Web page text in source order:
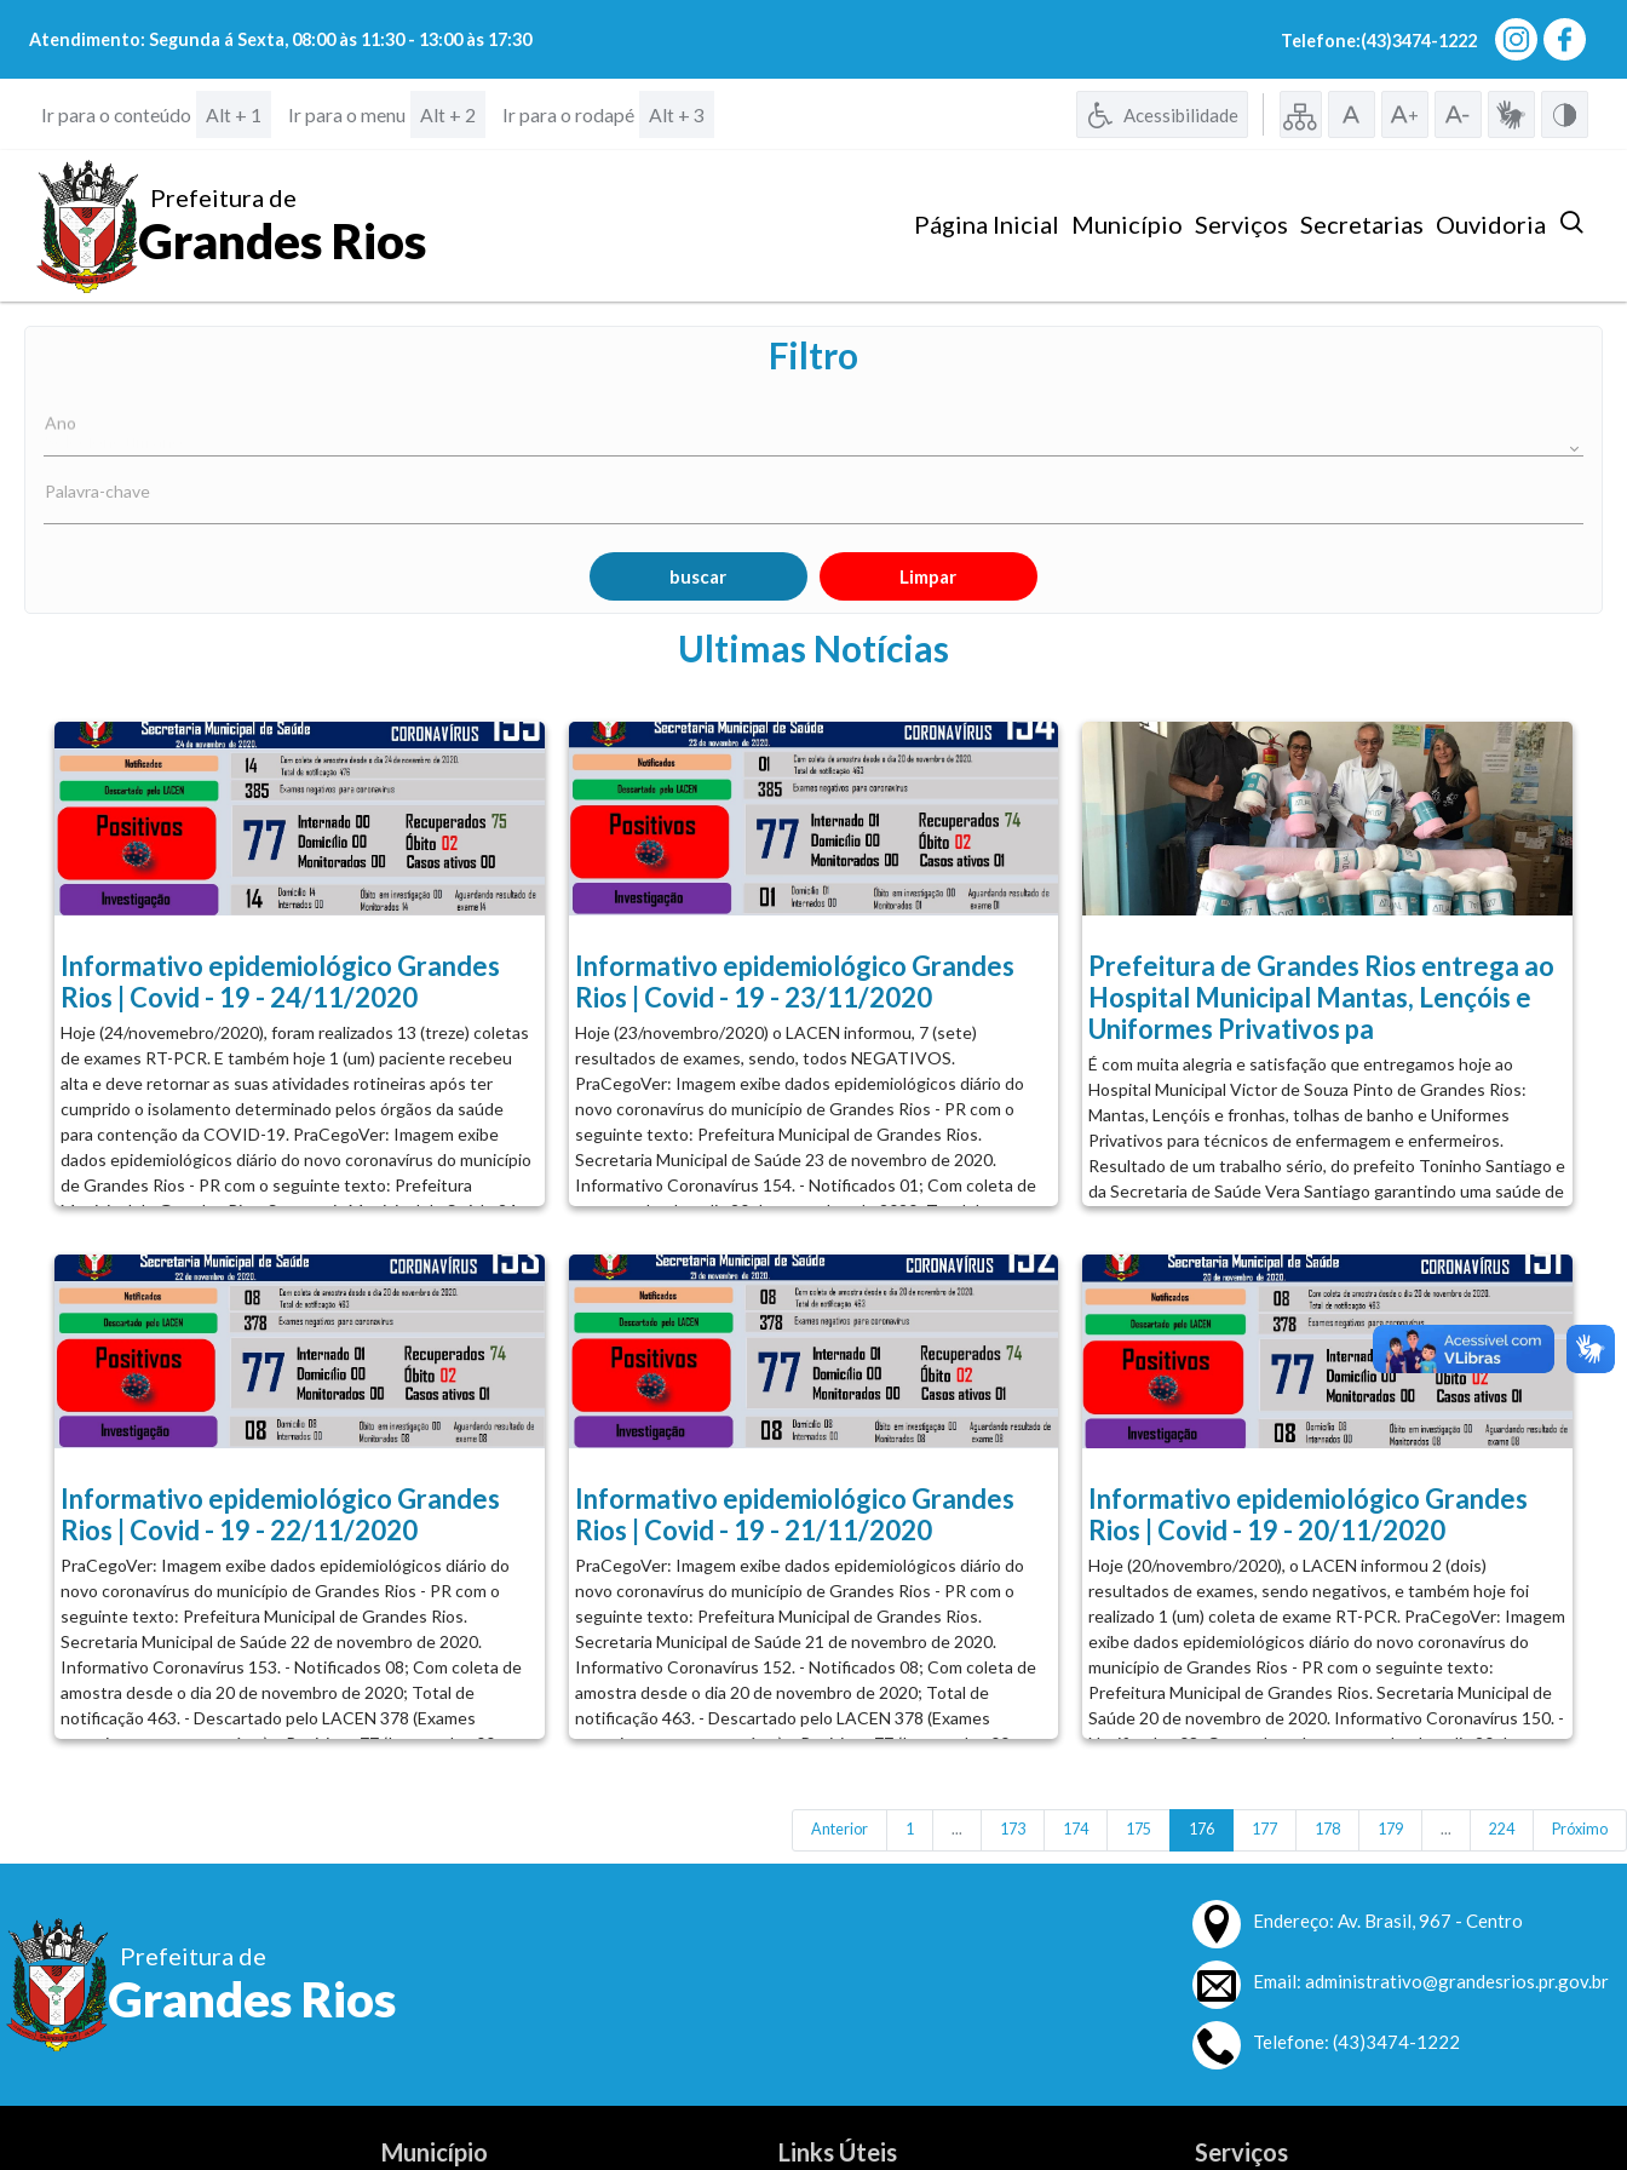
Atendimento: Segunda á Sexta, 08:00 às 11:30 - 13:00 às 17:30 Telefone:(43)3474-1222
Ir para o conteúdo Alt + 1 Ir para o menu Alt + 2 Ir para o rodapé Alt + 3 Acessibilidade
Prefeitura de
Grandes Rios Página Inicial Município Serviços Secretarias Ouvidoria
Filtro
Ano
Palavra-chave
Ultimas Notícias
Informativo epidemiológico Grandes
Rios | Covid - 19 - 24/11/2020
Hoje (24/novemebro/2020), foram realizados 13 (treze) coletas
de exames RT-PCR. E também hoje 1 (um) paciente recebeu
alta e deve retornar as suas atividades rotineiras após ter
cumprido o isolamento determinado pelos órgãos da saúde
para contenção da COVID-19. PraCegoVer: Imagem exibe
dados epidemiológicos diário do novo coronavírus do município
de Grandes Rios - PR com o seguinte texto: Prefeitura
Municipal de Grandes Rios. Secretaria Municipal de Saúde 24
Notificados 14; Com coleta de amostra desde o dia 24 de
novembro de 2020; Total de notificação 476. - Descartado pelo
LACEN 385 (Exames negativos para coronavírus). - Positivos 77
(Internados 00; Domicilio 00; Monitorados 00; Recuperados 75;
Óbitos 02; Casos ativos 00). - Investigados 14 (Domicilio 14;
Internados 00; Óbito em Investigação 00; Monitorados 14;
Aguardando resultado de exame 14). Dados do município
podem divergir do Boletim Covid – 19 da Sesa devido à
de Triagem Coronavírus na UBS ou Ligue para o Plantão (43)
3474-1381...
Informativo epidemiológico Grandes
Rios | Covid - 19 - 23/11/2020
Hoje (23/novembro/2020) o LACEN informou, 7 (sete)
resultados de exames, sendo, todos NEGATIVOS.
PraCegoVer: Imagem exibe dados epidemiológicos diário do
novo coronavírus do município de Grandes Rios - PR com o
seguinte texto: Prefeitura Municipal de Grandes Rios.
Secretaria Municipal de Saúde 23 de novembro de 2020.
Informativo Coronavírus 154. - Notificados 01; Com coleta de
amostra desde o dia 20 de novembro de 2020; Total de
negativos para coronavírus). - Positivos 77 (Internados 00;
Domicilio 00; Monitorados 00; Recuperados 74; Óbitos 02;
Casos ativos 01). - Investigados 01 (Domicilio 01; Internados
00; Óbito em Investigação 00; Monitorados 01; Aguardando
resultado de exame 01). Dados do município podem divergir do
Boletim Covid – 19 da Sesa devido à atualização do sistema. Em
caso de sintomas procure o Centro de Triagem Coronavírus na
UBS ou Ligue para o Plantão (43) 3474-1381...
Prefeitura de Grandes Rios entrega ao
Hospital Municipal Mantas, Lençóis e
Uniformes Privativos pa
É com muita alegria e satisfação que entregamos hoje ao
Hospital Municipal Victor de Souza Pinto de Grandes Rios:
Mantas, Lençóis e fronhas, tolhas de banho e Uniformes
Privativos para técnicos de enfermagem e enfermeiros.
Resultado de um trabalho sério, do prefeito Toninho Santiago e
da Secretaria de Saúde Vera Santiago garantindo uma saúde de
qualidade, bem estar aos funcionários e a toda população.
para nosso município honrando nosso trabalho até o fim!...
Informativo epidemiológico Grandes
Rios | Covid - 19 - 22/11/2020
PraCegoVer: Imagem exibe dados epidemiológicos diário do
novo coronavírus do município de Grandes Rios - PR com o
seguinte texto: Prefeitura Municipal de Grandes Rios.
Secretaria Municipal de Saúde 22 de novembro de 2020.
Informativo Coronavírus 153. - Notificados 08; Com coleta de
amostra desde o dia 20 de novembro de 2020; Total de
notificação 463. - Descartado pelo LACEN 378 (Exames
negativos para coronavírus). - Positivos 77 (Internados 00;
Boletim Covid – 19 da Sesa devido à atualização do sistema. Em
UBS ou Ligue para o Plantão (43) 3474-1381...
Informativo epidemiológico Grandes
Rios | Covid - 19 - 21/11/2020
PraCegoVer: Imagem exibe dados epidemiológicos diário do
novo coronavírus do município de Grandes Rios - PR com o
seguinte texto: Prefeitura Municipal de Grandes Rios.
Secretaria Municipal de Saúde 21 de novembro de 2020.
Informativo Coronavírus 152. - Notificados 08; Com coleta de
amostra desde o dia 20 de novembro de 2020; Total de
notificação 463. - Descartado pelo LACEN 378 (Exames
negativos para coronavírus). - Positivos 77 (Internados 00;
00; Óbito em Investigação 00; Monitorados 08; Aguardando
Boletim Covid – 19 da Sesa devido à atualização do sistema. Em
Informativo epidemiológico Grandes
Rios | Covid - 19 - 20/11/2020
Hoje (20/novembro/2020), o LACEN informou 2 (dois)
resultados de exames, sendo negativos, e também hoje foi
realizado 1 (um) coleta de exame RT-PCR. PraCegoVer: Imagem
exibe dados epidemiológicos diário do novo coronavírus do
município de Grandes Rios - PR com o seguinte texto:
Prefeitura Municipal de Grandes Rios. Secretaria Municipal de
Saúde 20 de novembro de 2020. Informativo Coronavírus 150. -
Notificados 08; Com coleta de amostra desde o dia 20 de
(Internados 00; Domicilio 00; Monitorados 00; Recuperados 74;
Internados 00; Óbito em Investigação 00; Monitorados 08;
Aguardando resultado de exame 08). Dados do município
podem divergir do Boletim Covid – 19 da Sesa devido à
atualização do sistema. Em caso de sintomas procure o Centro
de Triagem Coronavírus na UBS ou Ligue para o Plantão (43)
Anterior 1 ... 173 174 175 176 177 178 179 ... 224 Próximo
Prefeitura de
Grandes Rios
Endereço: Av. Brasil, 967 - Centro
Email: administrativo@grandesrios.pr.gov.br
Telefone: (43)3474-1222
Município Links Úteis Serviços